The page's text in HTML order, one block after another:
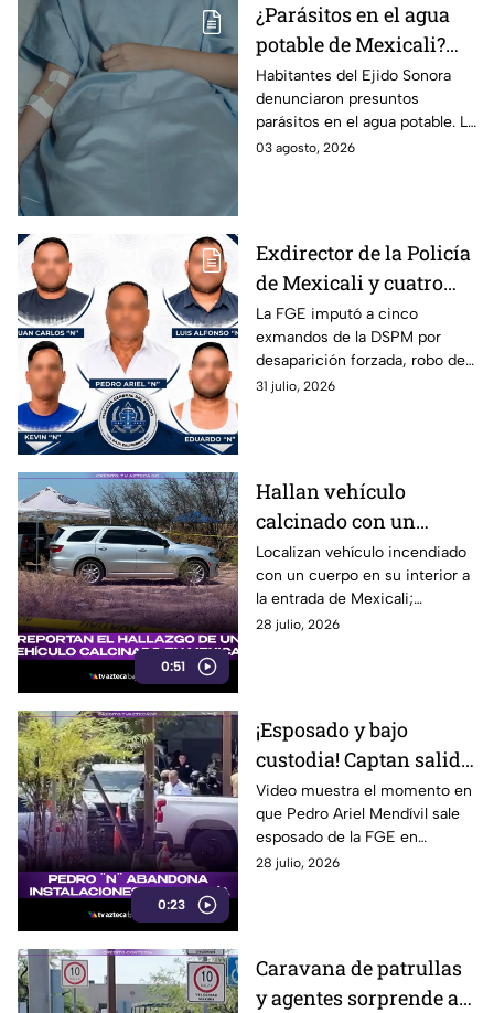
¿Parásitos en el agua
potable de Mexicali?
Vecinos del Ejido
Sonora muestran
imágenes y temen por
su salud ⚠️
Habitantes del Ejido Sonora
denunciaron presuntos
parásitos en el agua potable. La
zona ya enfrentó antecedentes
03 agosto, 2026
Exdirector de la Policía
de Mexicali y cuatro
exagentes enfrentan
acusaciones por
desaparición de
jóvenes; piden más
La FGE imputó a cinco
exmandos de la DSPM por
desaparición forzada, robo de
vehículo y asociación
31 julio, 2026
0:51
Hallan vehículo
calcinado con un
cadáver en su interior a
la entrada de Mexicali
Localizan vehículo incendiado
con un cuerpo en su interior a
la entrada de Mexicali;
autoridades ya investigan el
28 julio, 2026
0:23
¡Esposado y bajo
custodia! Captan salida
de Pedro Ariel
Mendívil de la FGE tras
su detención en
Mexicali
Video muestra el momento en
que Pedro Ariel Mendívil sale
esposado de la FGE en
Mexicali tras ser detenido
28 julio, 2026
Caravana de patrullas
y agentes sorprende a